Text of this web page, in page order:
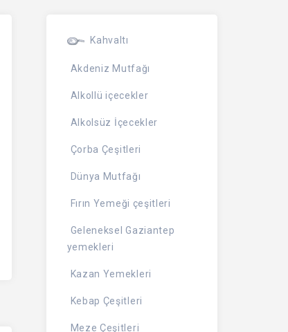
Kahvaltı
Akdeniz Mutfağı
Alkollü içecekler
Alkolsüz İçecekler
Çorba Çeşitleri
Dünya Mutfağı
Fırın Yemeği çeşitleri
Geleneksel Gaziantep
yemekleri
Kazan Yemekleri
Kebap Çeşitleri
Meze Çeşitleri